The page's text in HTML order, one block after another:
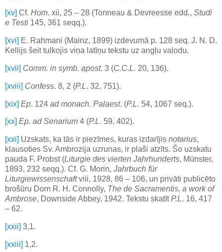
[xv] Cf. Hom. xii, 25 – 28 (Tonneau & Devreesse edd., Studi
e Testi 145, 361 seqq.).
[xvi] E. Rahmani (Mainz, 1899) izdevumā p. 128 seq. J. N. D.
Kellijs šeit tulkojis viņa latīņu tekstu uz angļu valodu.
[xvii] Comm. in symb. apost. 3 (C.C.L. 20, 136).
[xviii] Confess. 8, 2 (P.L. 32, 751).
[xix] Ep. 124 ad monach. Palaest. (P.L. 54, 1067 seq.).
[xx] Ep. ad Senarium 4 (P.L. 59, 402).
[xxi] Uzskats, ka tās ir piezīmes, kuras izdarījis notarius,
klausoties Sv. Ambrozija uzrunas, ir plaši atzīts. Šo uzskatu
pauda F. Probst (Liturgie des vierten Jahrhunderts, Münster,
1893, 232 seqq.). Cf. G. Morin, Jahrbuch für
Liturgiewissenschaftviii, 1928, 86 – 106, un privāti publicēto
brošūru Dom R. H. Connolly, The de Sacramentis, a work of
Ambrose, Downside Abbey, 1942. Tekstu skatītP.L. 16, 417
– 62.
[xxii] 3,1.
[xxiii] 1,2.